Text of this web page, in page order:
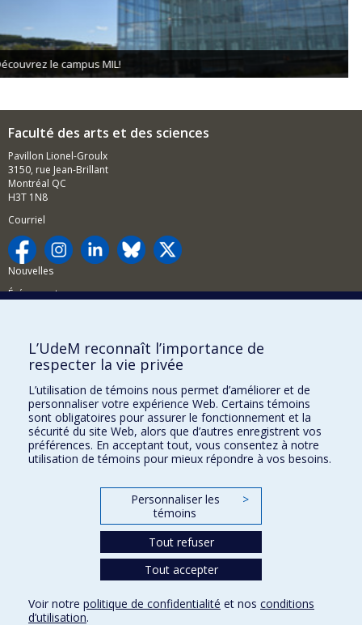
Faculté des arts et des sciences
Pavillon Lionel-Groulx
3150, rue Jean-Brillant
Montréal QC
H3T 1N8
Courriel
Nouvelles
Événements
BESOIN D'AIDE?
Plan du site
Signaler une erreur
Accessibilité
FACULTÉ DES ARTS ET DES SCIENCES
Nos programmes et cours
Conditions d’utilisation
Paramètres des témoins
L’UdeM reconnaît l’importance de
respecter la vie privée
L’utilisation de témoins nous permet d’améliorer et de
personnaliser votre expérience Web. Certains témoins
sont obligatoires pour assurer le fonctionnement et la
sécurité du site Web, alors que d’autres enregistrent vos
préférences. En acceptant tout, vous consentez à notre
utilisation de témoins pour mieux répondre à vos besoins.
Personnaliser les
témoins
>
Tout refuser
Tout accepter
Voir notre politique de confidentialité et nos conditions
d’utilisation.